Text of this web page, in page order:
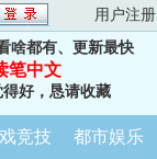
用户注册
啥都有、更新最快
笔中文
好，恳请收藏
竞技 都市娱乐